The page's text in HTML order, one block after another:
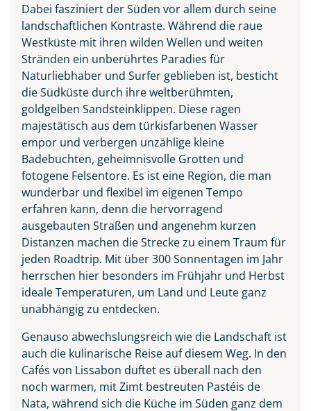
Praia do Camilo an der
Dabei fasziniert der Süden vor allem durch seine
landschaftlichen Kontraste. Während die raue
Westküste mit ihren wilden Wellen und weiten
Stränden ein unberührtes Paradies für
Naturliebhaber und Surfer geblieben ist, besticht
die Südküste durch ihre weltberühmten,
goldgelben Sandsteinklippen. Diese ragen
majestätisch aus dem türkisfarbenen Wasser
empor und verbergen unzählige kleine
Badebuchten, geheimnisvolle Grotten und
fotogene Felsentore. Es ist eine Region, die man
wunderbar und flexibel im eigenen Tempo
erfahren kann, denn die hervorragend
ausgebauten Straßen und angenehm kurzen
Distanzen machen die Strecke zu einem Traum für
jeden Roadtrip. Mit über 300 Sonnentagen im Jahr
herrschen hier besonders im Frühjahr und Herbst
ideale Temperaturen, um Land und Leute ganz
unabhängig zu entdecken.
Genauso abwechslungsreich wie die Landschaft ist
auch die kulinarische Reise auf diesem Weg. In den
Cafés von Lissabon duftet es überall nach den
noch warmen, mit Zimt bestreuten Pastéis de
Nata, während sich die Küche im Süden ganz dem